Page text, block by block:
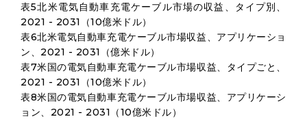
表5北米電気自動車充電ケーブル市場の収益、タイプ別、
2021 - 2031（10億米ドル）
表6北米電気自動車充電ケーブル市場収益、アプリケーショ
ン、2021 - 2031（億米ドル）
表7米国の電気自動車充電ケーブル市場収益、タイプごと、
2021 - 2031（10億米ドル）
表8米国の電気自動車充電ケーブル市場収益、アプリケーシ
ョン、2021 - 2031（10億米ドル）